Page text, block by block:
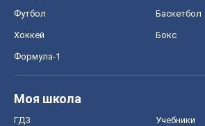
Футбол Баскетбол
Хоккей Бокс
Формула-1
Моя школа
ГДЗ Учебники